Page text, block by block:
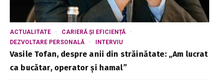
ACTUALITATE
CARIERĂ ȘI EFICIENȚĂ
DEZVOLTARE PERSONALĂ
INTERVIU
Vasile Tofan, despre anii din străinătate: „Am lucrat
ca bucătar, operator și hamal”